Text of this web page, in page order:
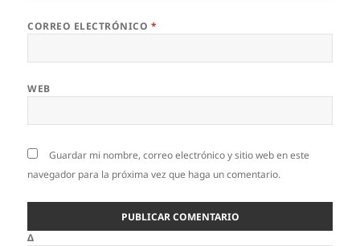
CORREO ELECTRÓNICO *
WEB
Guardar mi nombre, correo electrónico y sitio web en este
navegador para la próxima vez que haga un comentario.
Δ